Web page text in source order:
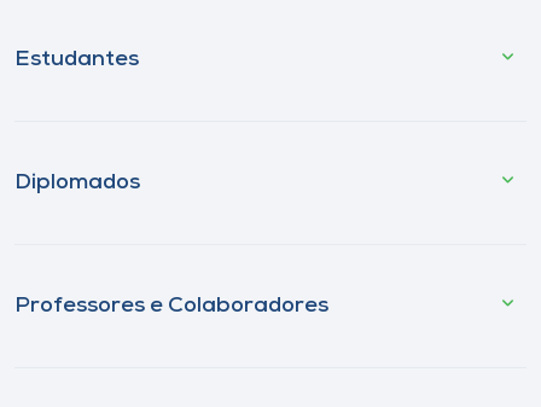
Estudantes
Diplomados
Professores e Colaboradores